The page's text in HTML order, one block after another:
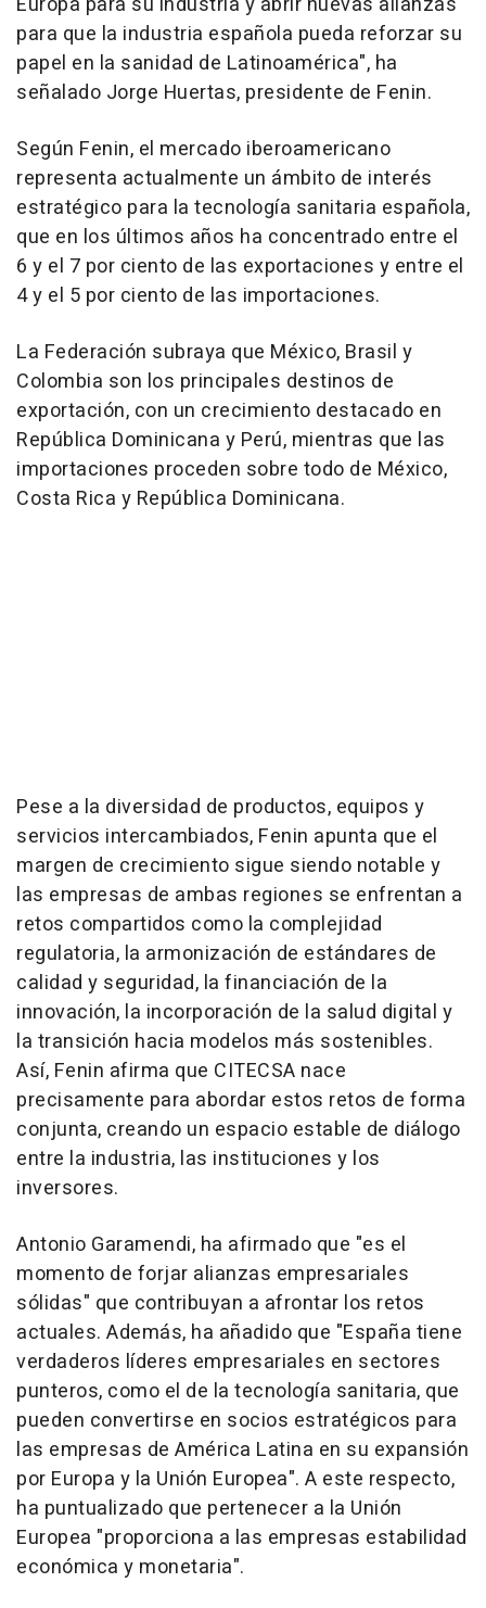
para que la industria española pueda reforzar su
papel en la sanidad de Latinoamérica", ha
señalado Jorge Huertas, presidente de Fenin.
Según Fenin, el mercado iberoamericano
representa actualmente un ámbito de interés
estratégico para la tecnología sanitaria española,
que en los últimos años ha concentrado entre el
6 y el 7 por ciento de las exportaciones y entre el
4 y el 5 por ciento de las importaciones.
La Federación subraya que México, Brasil y
Colombia son los principales destinos de
exportación, con un crecimiento destacado en
República Dominicana y Perú, mientras que las
importaciones proceden sobre todo de México,
Costa Rica y República Dominicana.
Pese a la diversidad de productos, equipos y
servicios intercambiados, Fenin apunta que el
margen de crecimiento sigue siendo notable y
las empresas de ambas regiones se enfrentan a
retos compartidos como la complejidad
regulatoria, la armonización de estándares de
calidad y seguridad, la financiación de la
innovación, la incorporación de la salud digital y
la transición hacia modelos más sostenibles.
Así, Fenin afirma que CITECSA nace
precisamente para abordar estos retos de forma
conjunta, creando un espacio estable de diálogo
entre la industria, las instituciones y los
inversores.
Antonio Garamendi, ha afirmado que "es el
momento de forjar alianzas empresariales
sólidas" que contribuyan a afrontar los retos
actuales. Además, ha añadido que "España tiene
verdaderos líderes empresariales en sectores
punteros, como el de la tecnología sanitaria, que
pueden convertirse en socios estratégicos para
las empresas de América Latina en su expansión
por Europa y la Unión Europea". A este respecto,
ha puntualizado que pertenecer a la Unión
Europea "proporciona a las empresas estabilidad
económica y monetaria".